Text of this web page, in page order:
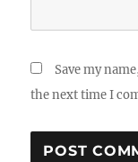
Save my
the next time I